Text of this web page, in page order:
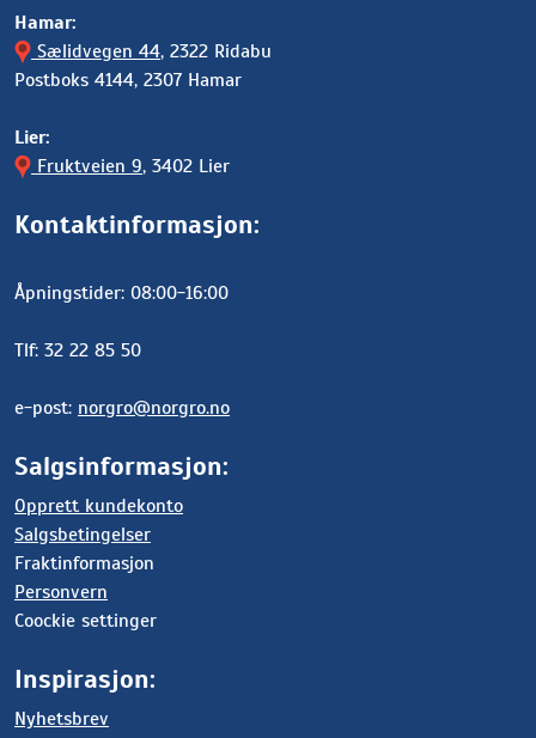
Hamar:
Sælidvegen 44, 2322 Ridabu
Postboks 4144, 2307 Hamar
Lier:
Fruktveien 9, 3402 Lier
Kontaktinformasjon:
Åpningstider: 08:00-16:00
Tlf: 32 22 85 50
e-post: norgro@norgro.no
Salgsinformasjon:
Opprett kundekonto
Salgsbetingelser
Fraktinformasjon
Personvern
Coockie settinger
Inspirasjon:
Nyhetsbrev